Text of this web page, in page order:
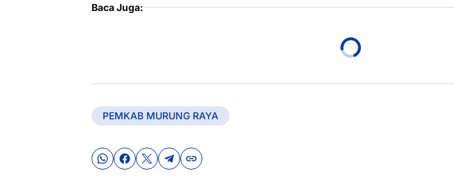
Baca Juga:
PEMKAB MURUNG RAYA